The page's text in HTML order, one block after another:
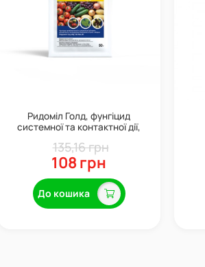
Ридоміл Голд, фунгіцид
системної та контактної дії,
108 грн
135,16 грн
До кошика